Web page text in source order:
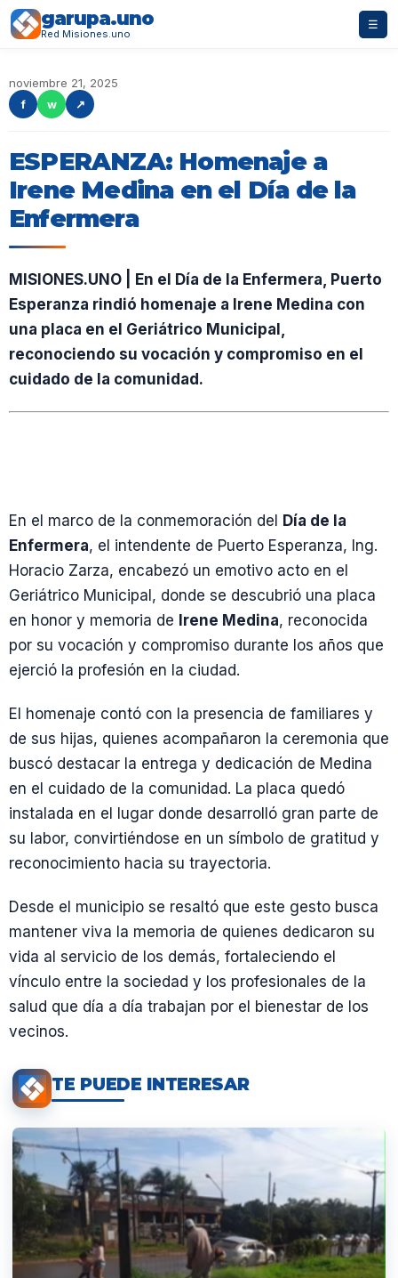
garupa.uno
Red Misiones.uno
☰
noviembre 21, 2025
f
w ↗
ESPERANZA: Homenaje a
Irene Medina en el Día de la
Enfermera
MISIONES.UNO | En el Día de la Enfermera, Puerto
Esperanza rindió homenaje a Irene Medina con
una placa en el Geriátrico Municipal,
reconociendo su vocación y compromiso en el
cuidado de la comunidad.
En el marco de la conmemoración del Día de la
Enfermera, el intendente de Puerto Esperanza, Ing.
Horacio Zarza, encabezó un emotivo acto en el
Geriátrico Municipal, donde se descubrió una placa
en honor y memoria de Irene Medina, reconocida
por su vocación y compromiso durante los años que
ejerció la profesión en la ciudad.
El homenaje contó con la presencia de familiares y
de sus hijas, quienes acompañaron la ceremonia que
buscó destacar la entrega y dedicación de Medina
en el cuidado de la comunidad. La placa quedó
instalada en el lugar donde desarrolló gran parte de
su labor, convirtiéndose en un símbolo de gratitud y
reconocimiento hacia su trayectoria.
Desde el municipio se resaltó que este gesto busca
mantener viva la memoria de quienes dedicaron su
vida al servicio de los demás, fortaleciendo el
vínculo entre la sociedad y los profesionales de la
salud que día a día trabajan por el bienestar de los
vecinos.
TE PUEDE INTERESAR